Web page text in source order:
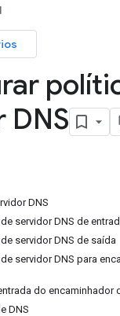
DNS
DNS
servidor DNS de
servidor DNS de saída
servidor DNS para
do encaminhador
DNS